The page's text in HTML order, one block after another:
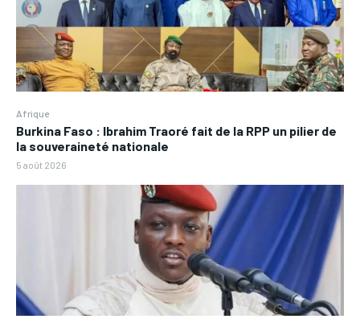
Afrique
Burkina Faso : Ibrahim Traoré fait de la RPP un pilier de
la souveraineté nationale
5 août 2026